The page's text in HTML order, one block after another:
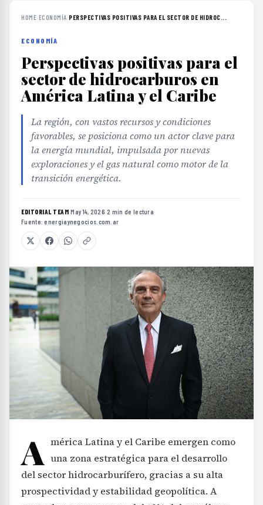
HOME›ECONOMÍA›PERSPECTIVAS POSITIVAS PARA EL SECTOR DE HIDROC...
ECONOMÍA
Perspectivas positivas para el
sector de hidrocarburos en
América Latina y el Caribe
La región, con vastos recursos y condiciones
favorables, se posiciona como un actor clave para
la energía mundial, impulsada por nuevas
exploraciones y el gas natural como motor de la
transición energética.
EDITORIAL TEAM·May 14, 2026·2 min de lectura·
Fuente:energiaynegocios.com.ar
A mérica Latina y el Caribe emergen como
una zona estratégica para el desarrollo
del sector hidrocarburífero, gracias a su alta
prospectividad y estabilidad geopolítica. A